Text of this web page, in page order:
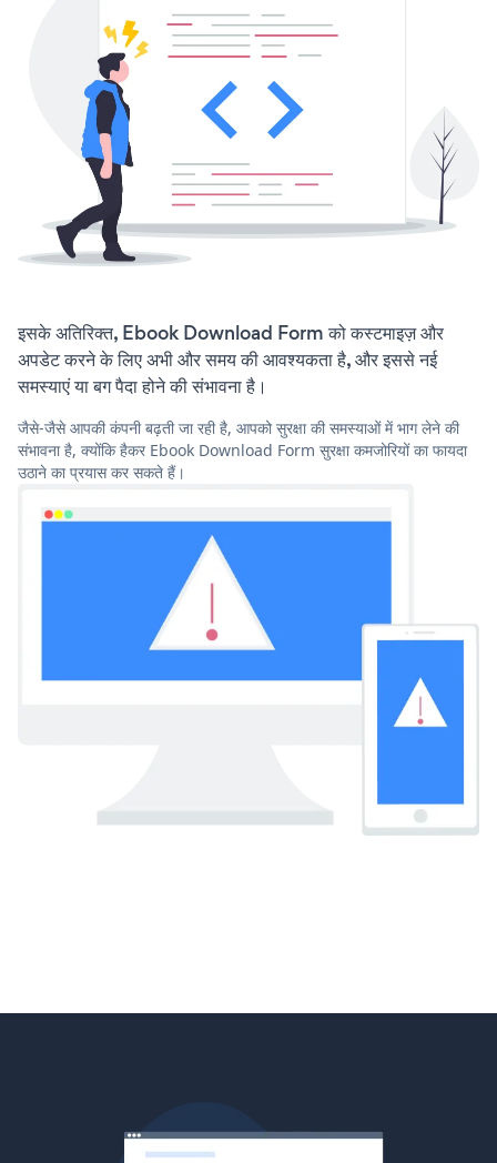
इसके अतिरिक्त, Ebook Download Form को कस्टमाइज़ और
अपडेट करने के लिए अभी और समय की आवश्यकता है, और इससे नई
समस्याएं या बग पैदा होने की संभावना है।
जैसे-जैसे आपकी कंपनी बढ़ती जा रही है, आपको सुरक्षा की समस्याओं में भाग लेने की
संभावना है, क्योंकि हैकर Ebook Download Form सुरक्षा कमजोरियों का फायदा
उठाने का प्रयास कर सकते हैं।